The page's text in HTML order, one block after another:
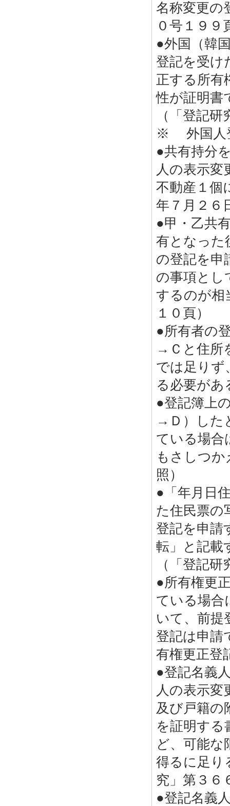
名称変更の
０号１９９
●外国（韓
登記を受け
正する所有
性が証明書
（「登記
※ 外国人
●共有持分
人の表示変
不動産１個
年７月２６
●甲・乙共
有となった
の登記を申
の事項と
するのが相
１０頁）
●所有者の
→Ｃと住所
では足り
る必要があ
●登記簿上
→Ｄ）した
ている場合
もさしつか
照）
●「年月日
た住民票の
登記を申請
転」と記載
（「登記
●所有権更
ている場合
いて、前提
登記は申請
有権更正登
●登記名義
人の表示変
及び戸籍の
を証明する
ど、可能な
得るに足り
究」第３６
●登記名義